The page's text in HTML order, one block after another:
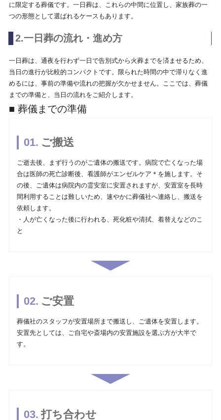
に限定する葬儀です。一日葬は、これらの中間に位置し、家族葬の一
つの形態として選ばれるケースもあります。
2.一日葬の流れ・進め方
一日葬は、通夜を行わず一日で告別式から火葬までを済ませるため、
当日の進行が比較的コンパクトです。限られた時間の中で滞りなく進
めるには、事前の準備や流れの把握が欠かせません。ここでは、葬儀
までの準備と、当日の流れをご紹介します。
■ 葬儀までの準備
ご搬送
ご逝去後、まず行うのがご遺体の搬送です。病院で亡くなった場
合は医師の死亡診断後、看護師がエンゼルケア＊を施します。そ
の後、ご遺体は病院内の霊安室に安置されますが、安置室を長時
間利用することは難しいため、速やかに葬儀社へ連絡し、搬送を
依頼します。
・人が亡くなった後に行われる、死化粧や清拭、着替えなどのこ
と
ご安置
葬儀社のスタッフが安置場所まで搬送し、ご遺体を安置します。
安置先としては、ご自宅や斎場内の安置施設を選ぶ方が大半で
す。
打ち合わせ